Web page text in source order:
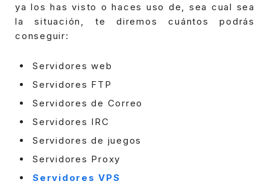
ya los has visto o haces uso de, sea cual sea
la situación, te diremos cuántos podrás
conseguir:
Servidores web
Servidores FTP
Servidores de Correo
Servidores IRC
Servidores de juegos
Servidores Proxy
Servidores VPS